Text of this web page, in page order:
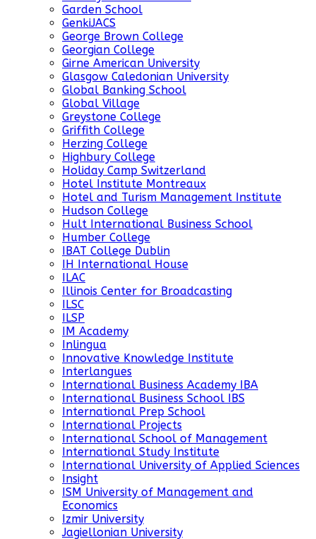
Garden School
GenkiJACS
George Brown College
Georgian College
Girne American University
Glasgow Caledonian University
Global Banking School
Global Village
Greystone College
Griffith College
Herzing College
Highbury College
Holiday Camp Switzerland
Hotel Institute Montreaux
Hotel and Turism Management Institute
Hudson College
Hult International Business School
Humber College
IBAT College Dublin
IH International House
ILAC
Illinois Center for Broadcasting
ILSC
ILSP
IM Academy
Inlingua
Innovative Knowledge Institute
Interlangues
International Business Academy IBA
International Business School IBS
International Prep School
International Projects
International School of Management
International Study Institute
International University of Applied Sciences
Insight
ISM University of Management and
Economics
Izmir University
Jagiellonian University